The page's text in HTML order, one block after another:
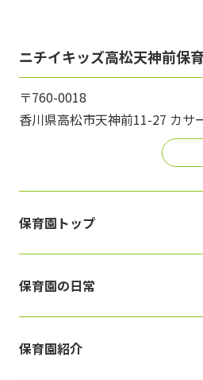
ニチイキッズ高松天神前保
〒760-0018
香川県高松市天神前11-27 カサ
保育園トップ
保育園の日常
保育園紹介